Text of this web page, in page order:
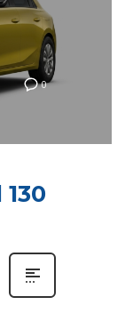
0